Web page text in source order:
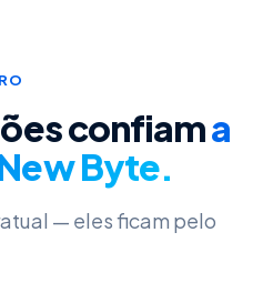
confiama
Byte.
— eles ficam pelo